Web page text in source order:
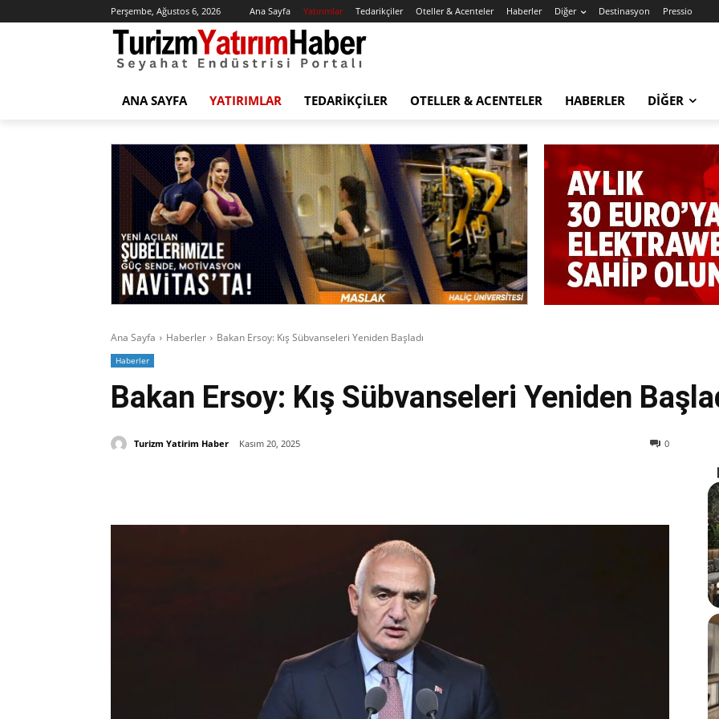
Perşembe, Ağustos 6, 2026 Ana Sayfa Yatırımlar Tedarikçiler Oteller & Acenteler Haberler Diğer Destinasyon Pressio
ANA SAYFA YATIRIMLAR TEDARIKÇILER OTELLER & ACENTELER HABERLER DIĞER
Ana Sayfa Haberler Bakan Ersoy: Kış Sübvanseleri Yeniden Başladı
Haberler
Bakan Ersoy: Kış Sübvanseleri Yeniden
0
Turizm Yatirim Haber Kasım 20, 2025